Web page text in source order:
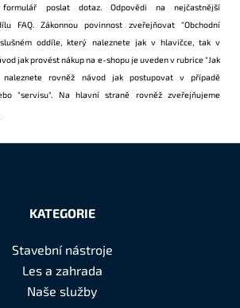
poslat dotaz. Odpovědi na nejčastnější
FAQ. Zákonnou povinnost zveřejňovat "Obchodní
oddíle, který naleznete jak v hlavičce, tak v
jak provést nákup na e-shopu je uveden v rubrice"Jak
rovněž návod jak postupovat v případě
"servisu". Na hlavní straně rovněž zveřejňujeme
KATEGORIE
Stavební nástroje
Les a zahrada
Naše služby